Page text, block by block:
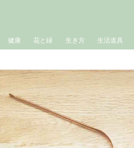
健康 花と緑 生き方 生活道具